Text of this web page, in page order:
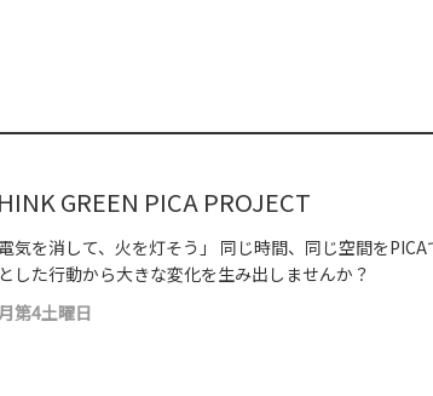
GREEN PICA PROJECT
電気を消して、火を灯そう」 同じ時間、同じ空間を
した行動から大きな変化を生み出しませんか？
第4土曜日